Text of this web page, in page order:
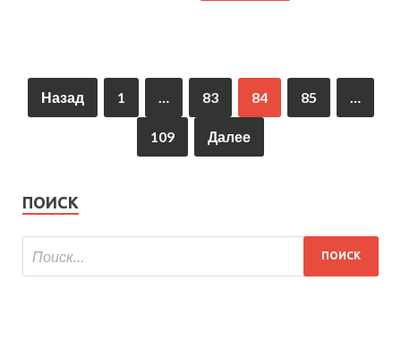
Назад 1 83 84 85
109 Далее
ПОИСК